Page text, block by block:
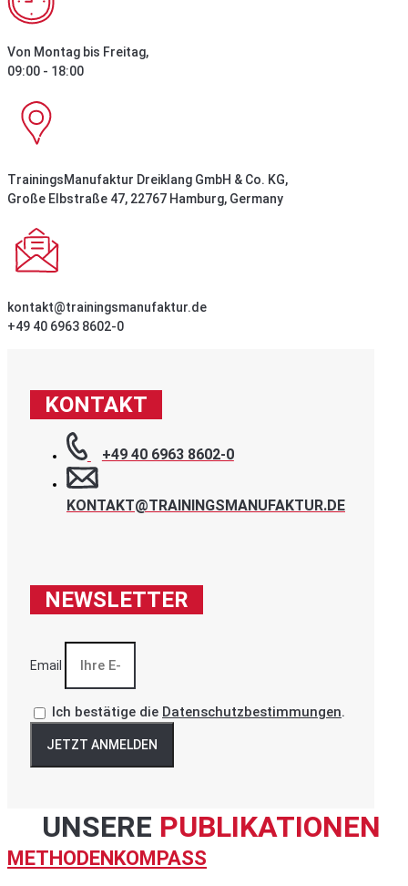
Von Montag bis Freitag,
09:00 - 18:00
TrainingsManufaktur Dreiklang GmbH & Co. KG,
Große Elbstraße 47, 22767 Hamburg, Germany
kontakt@trainingsmanufaktur.de
+49 40 6963 8602-0
KONTAKT
+49 40 6963 8602-0
KONTAKT@TRAININGSMANUFAKTUR.DE
NEWSLETTER
Email
Ich bestätige die Datenschutzbestimmungen.
JETZT ANMELDEN
UNSERE PUBLIKATIONEN
METHODENKOMPASS